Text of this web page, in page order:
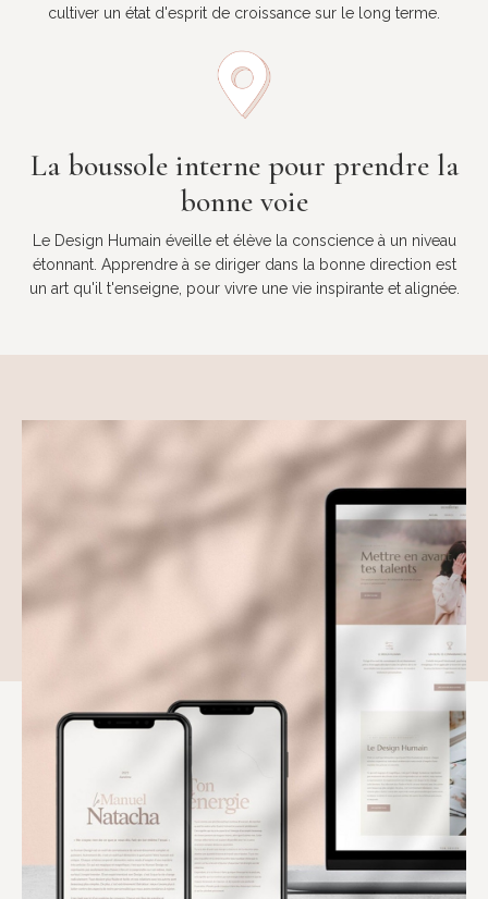
cultiver un état d'esprit de croissance sur le long terme.
La boussole interne pour prendre la
bonne voie
Le Design Humain éveille et élève la conscience à un niveau
étonnant. Apprendre à se diriger dans la bonne direction est
un art qu'il t'enseigne, pour vivre une vie inspirante et alignée.